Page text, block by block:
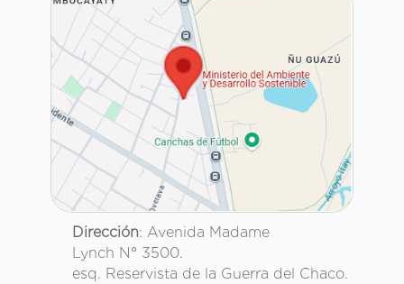
Dirección: Avenida Madame
Lynch N° 3500.
esq. Reservista de la Guerra del Chaco.